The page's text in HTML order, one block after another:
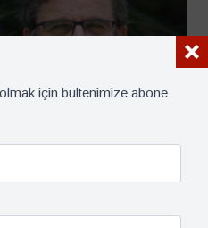
için bültenimize abone